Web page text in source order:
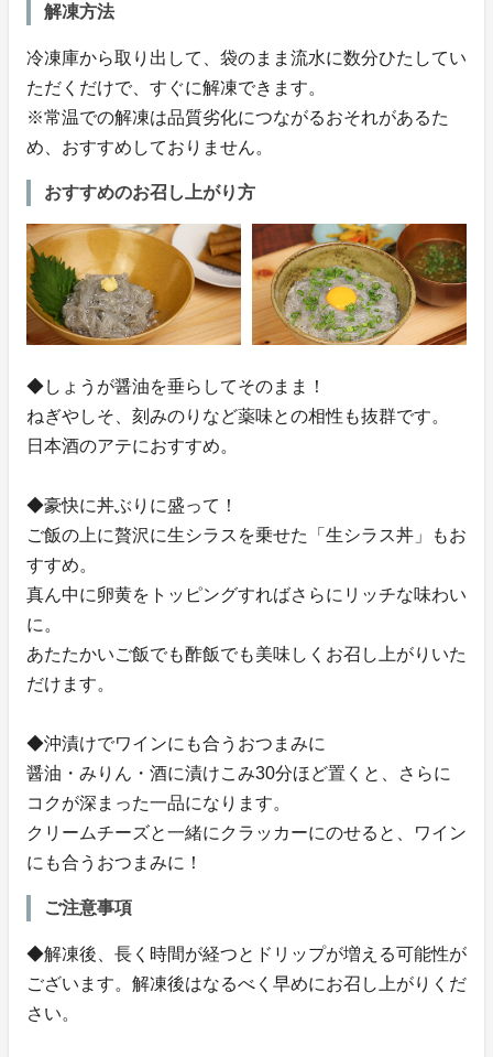
解凍方法
冷凍庫から取り出して、袋のまま流水に数分ひたしてい
ただくだけで、すぐに解凍できます。
※常温での解凍は品質劣化につながるおそれがあるた
め、おすすめしておりません。
おすすめのお召し上がり方
◆しょうが醤油を垂らしてそのまま！
ねぎやしそ、刻みのりなど薬味との相性も抜群です。
日本酒のアテにおすすめ。
◆豪快に丼ぶりに盛って！
ご飯の上に贅沢に生シラスを乗せた「生シラス丼」もお
すすめ。
真ん中に卵黄をトッピングすればさらにリッチな味わい
に。
あたたかいご飯でも酢飯でも美味しくお召し上がりいた
だけます。
◆沖漬けでワインにも合うおつまみに
醤油・みりん・酒に漬けこみ30分ほど置くと、さらに
コクが深まった一品になります。
クリームチーズと一緒にクラッカーにのせると、ワイン
にも合うおつまみに！
ご注意事項
◆解凍後、長く時間が経つとドリップが増える可能性が
ございます。解凍後はなるべく早めにお召し上がりくだ
さい。